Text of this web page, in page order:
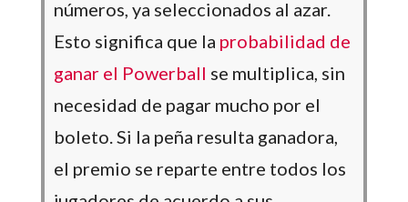
números, ya seleccionados al azar.
Esto significa que la probabilidad de
ganar el Powerball se multiplica, sin
necesidad de pagar mucho por el
boleto. Si la peña resulta ganadora,
el premio se reparte entre todos los